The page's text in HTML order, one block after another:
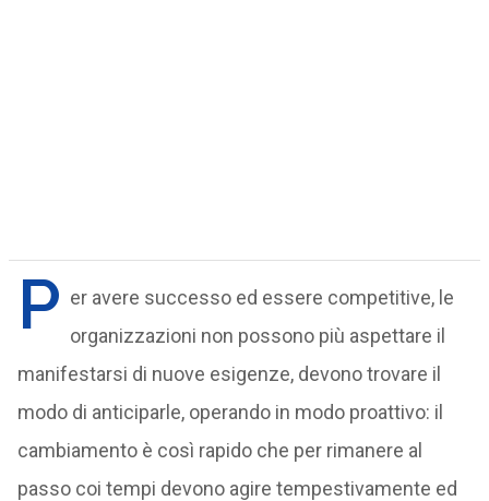
P er avere successo ed essere competitive, le
organizzazioni non possono più aspettare il
manifestarsi di nuove esigenze, devono trovare il
modo di anticiparle, operando in modo proattivo: il
cambiamento è così rapido che per rimanere al
passo coi tempi devono agire tempestivamente ed